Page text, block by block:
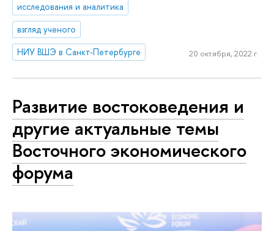
исследования и аналитика
взгляд ученого
НИУ ВШЭ в Санкт-Петербурге
20 октября, 2022 г.
Развитие востоковедения и
другие актуальные темы
Восточного экономического
форума